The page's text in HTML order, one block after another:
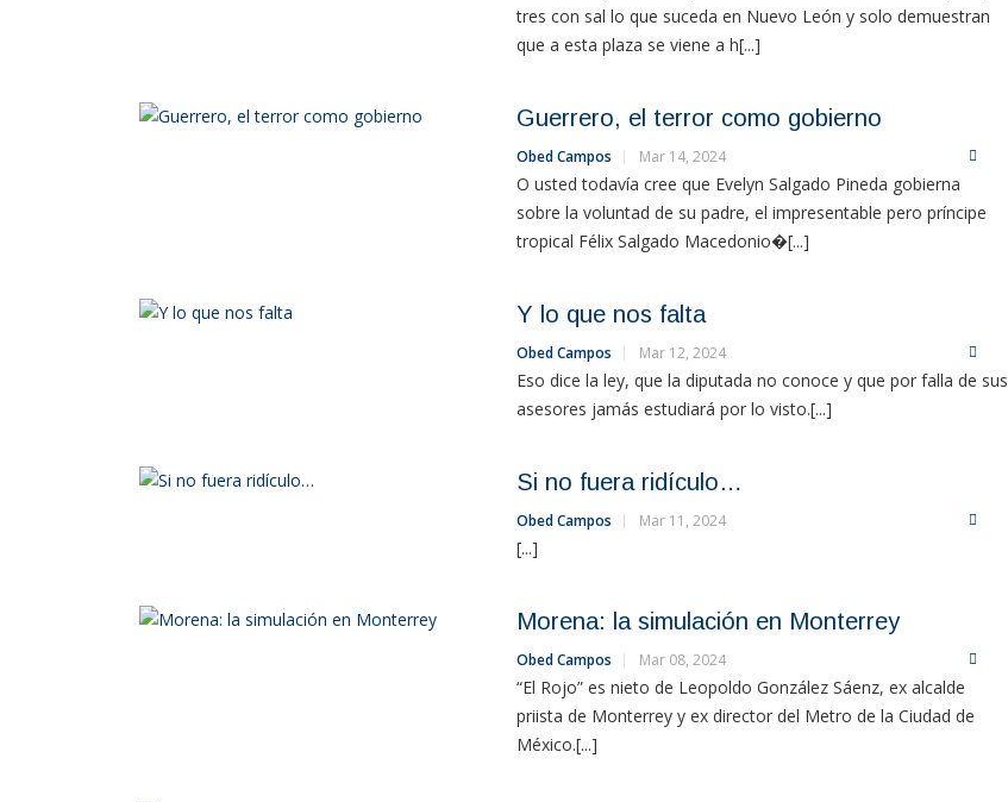
tres con sal lo que suceda en Nuevo León y solo demuestran
que a esta plaza se viene a h[...]
Guerrero, el terror como gobierno
Obed Campos Mar 14, 2024
O usted todavía cree que Evelyn Salgado Pineda gobierna
sobre la voluntad de su padre, el impresentable pero príncipe
tropical Félix Salgado Macedonio�[...]
Y lo que nos falta
Obed Campos Mar 12, 2024
Eso dice la ley, que la diputada no conoce y que por falla de sus
asesores jamás estudiará por lo visto.[...]
Si no fuera ridículo…
Obed Campos Mar 11, 2024
[...]
Morena: la simulación en Monterrey
Obed Campos Mar 08, 2024
“El Rojo” es nieto de Leopoldo González Sáenz, ex alcalde
priista de Monterrey y ex director del Metro de la Ciudad de
México.[...]